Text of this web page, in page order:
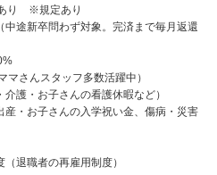
り ※規定あり
途新卒問わず対象。完済まで毎月返還
さんスタッフ多数活躍中）
護・お子さんの看護休暇など）
・お子さんの入学祝い金、傷病・災害
退職者の再雇用制度）